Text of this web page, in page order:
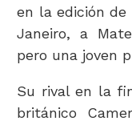
en la edición de
Janeiro, a
pero una joven
Su rival en la
británico